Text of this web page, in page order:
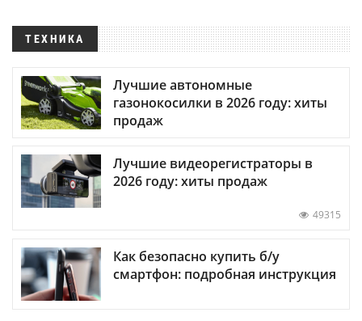
ТЕХНИКА
Лучшие автономные
газонокосилки в 2026 году: хиты
продаж
Лучшие видеорегистраторы в
2026 году: хиты продаж
49315
Как безопасно купить б/у
смартфон: подробная инструкция